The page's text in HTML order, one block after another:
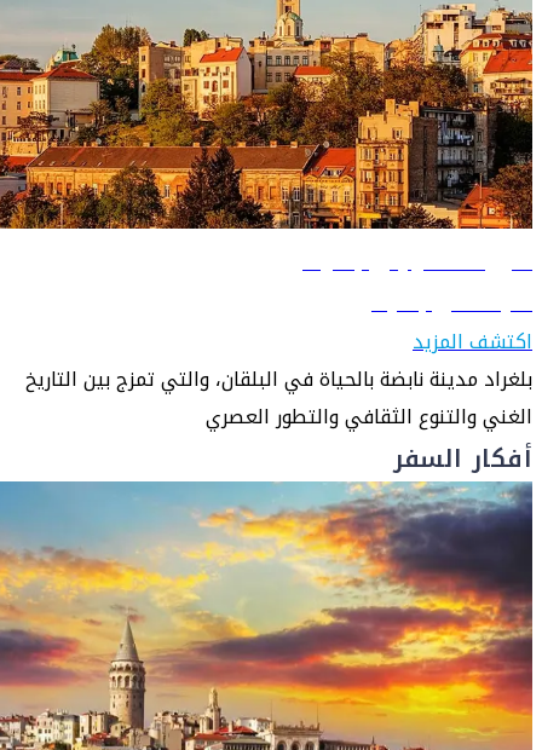
دليل السفر إلى بلغراد
تعرّف على بلغراد
اكتشف المزيد
بلغراد مدينة نابضة بالحياة في البلقان، والتي تمزج بين التاريخ
الغني والتنوع الثقافي والتطور العصري
أفكار السفر